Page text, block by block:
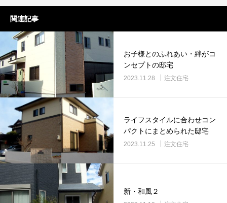
関連記事
お子様とのふれあい・絆がコ
ンセプトの邸宅
2023.11.28 注文住宅
ライフスタイルに合わせコン
パクトにまとめられた邸宅
2023.11.25 注文住宅
新・和風２